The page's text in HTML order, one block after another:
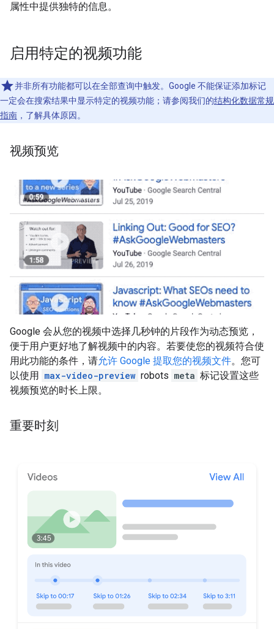
属性中提供独特的信息。
启用特定的视频功能
并非所有功能都可以在全部查询中触发。Google 不能保证添加标记
一定会在搜索结果中显示特定的视频功能；请参阅我们的结构化数据常规
指南 ，了解具体原因。
视频预览
Google 会从您的视频中选择几秒钟的片段作为动态预览，
便于用户更好地了解视频中的内容。若要使您的视频符合使
用此功能的条件，请允许 Google 提取您的视频文件。您可
以使用 max-video-preview robots meta 标记设置这些
视频预览的时长上限。
重要时刻